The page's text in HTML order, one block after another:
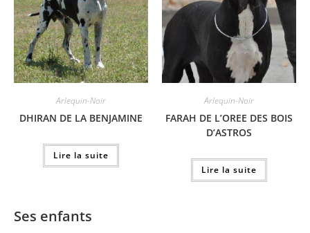
Arlequin-Noir
DHIRAN DE LA BENJAMINE
Lire la suite
Arlequin-Noir
FARAH DE L’OREE DES BOIS
D’ASTROS
Lire la suite
Ses enfants